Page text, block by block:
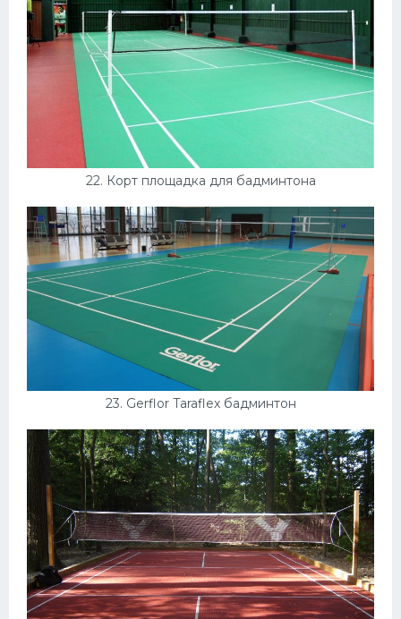
22. Корт площадка для бадминтона
23. Gerflor Taraflex бадминтон